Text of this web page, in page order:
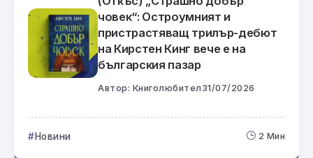
човек“: Остроумният и
пристрастяващ трилър-дебют
на Кирстен Кинг вече е на
българския пазар
Автор: Книголюбител 31/07/2026
Новини 2 Мин